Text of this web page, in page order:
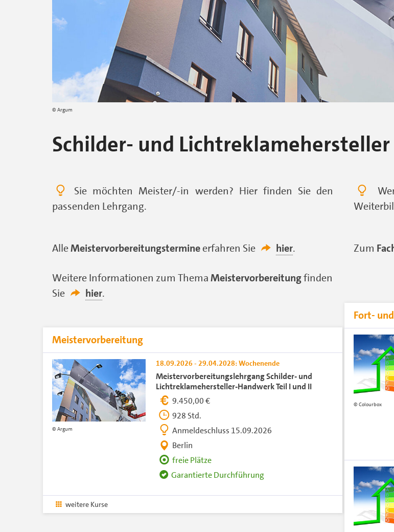
Argum
Schilder- und Lichtreklamehersteller
Sie möchten Meister/-in werden? Hier finden Sie den
passenden Lehrgang.
AlleMeistervorbereitungstermineerfahren Sie hier.
Weitere Informationen zum ThemaMeistervorbereitungfinden
Sie
hier.
Meistervorbereitung
Argum
18.09.2026 - 29.04.2028: Wochenende
Meistervorbereitungslehrgang Schilder- und
Lichtreklamehersteller-Handwerk Teil I und II
9.450,00 €
928 Std.
Anmeldeschluss 15.09.2026
Berlin
freie Plätze
Garantierte Durchführung
weitere Kurse
Zum
Fort-
Colourbox